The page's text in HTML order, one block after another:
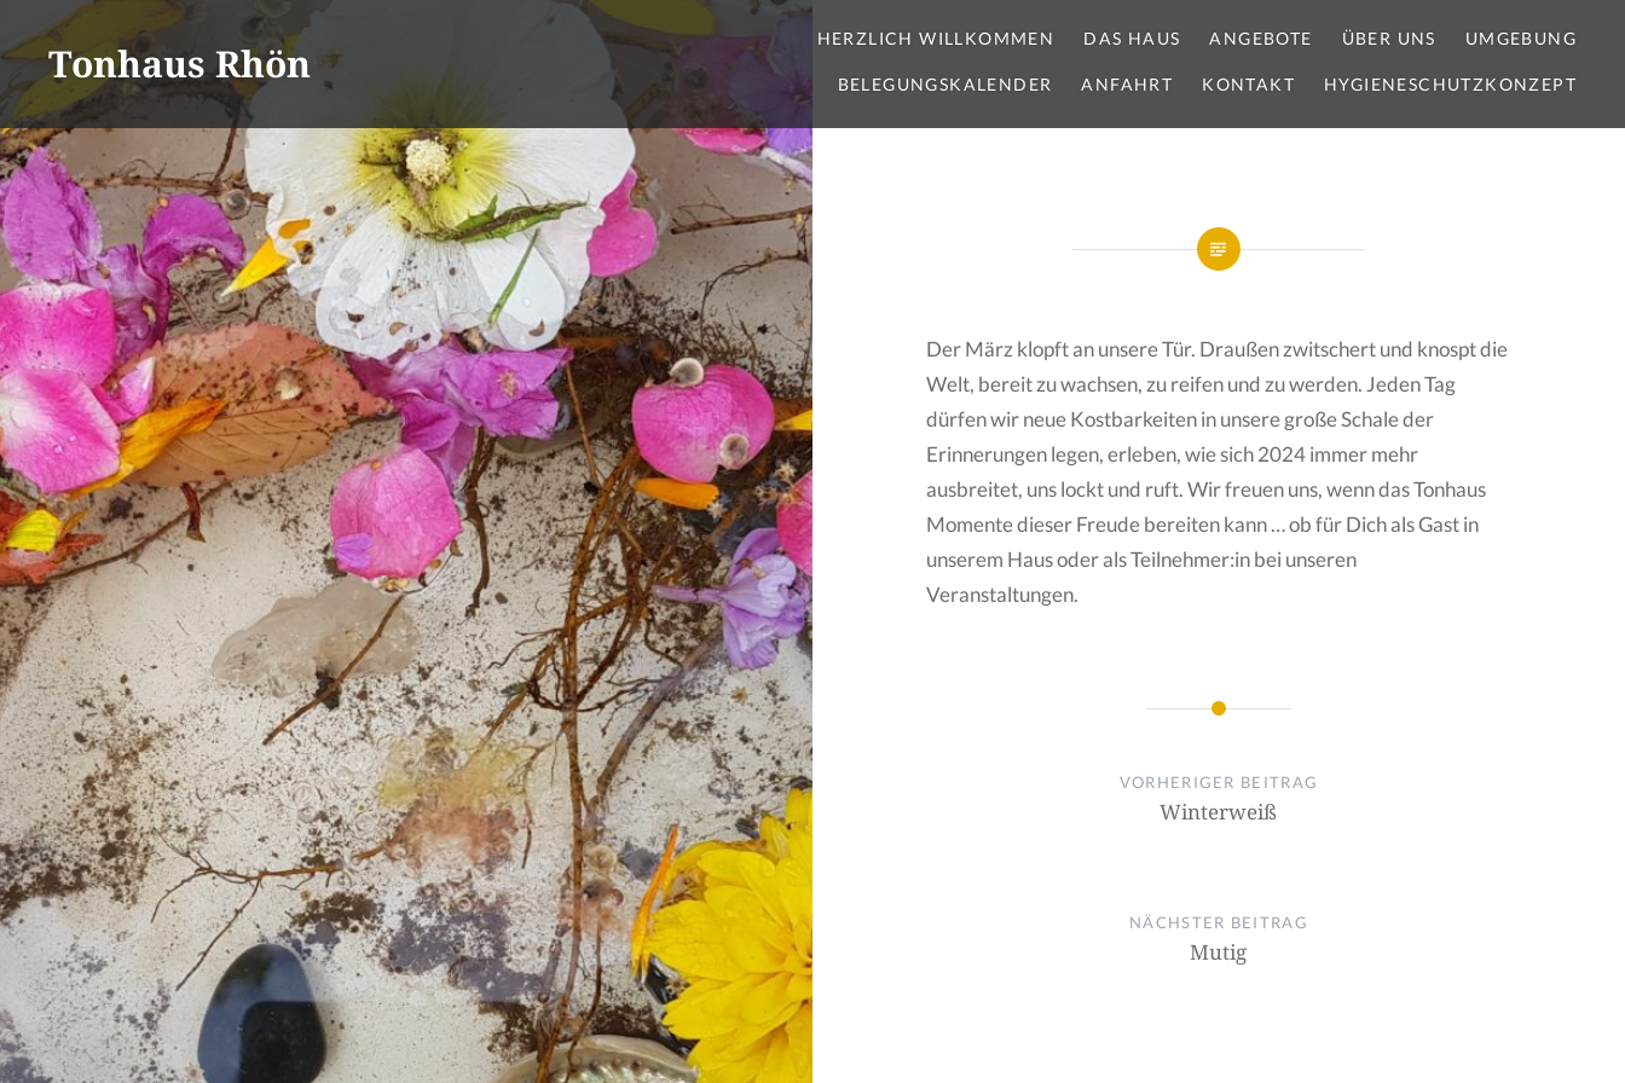
zum
InhaltTonhaus Rhön
HERZLICH WILLKOMMEN DAS HAUS ANGEBOTE ÜBER UNS UMGEBUNG
BELEGUNGSKALENDER ANFAHRT KONTAKT HYGIENESCHUTZKONZEPT
Der März klopft an unsere Tür. Draußen zwitschert und knospt die
Welt, bereit zu wachsen, zu reifen und zu werden. Jeden Tag
dürfen wir neue Kostbarkeiten in unsere große Schale der
Erinnerungen legen, erleben, wie sich 2024 immer mehr
ausbreitet, uns lockt und ruft. Wir freuen uns, wenn das Tonhaus
Momente dieser Freude bereiten kann … ob für Dich als Gast in
unserem Haus oder als Teilnehmer:in bei unseren
Veranstaltungen.
Beitragsnavigation
VORHERIGER BEITRAG
Winterweiß
NÄCHSTER BEITRAG
Mutig